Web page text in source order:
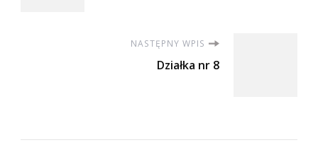
NASTĘPNY WPIS
Działka nr 8